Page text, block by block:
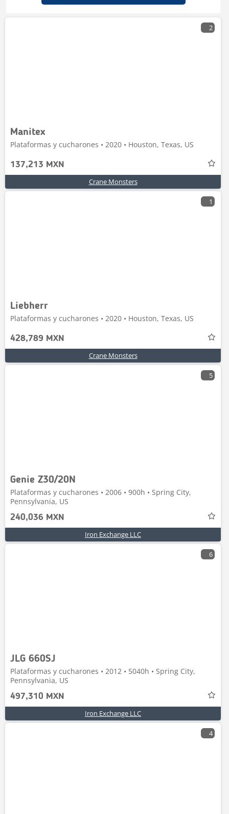
2
Manitex
Plataformas y cucharones • 2020 • Houston, Texas, US
137,213 MXN
Crane Monsters
1
Liebherr
Plataformas y cucharones • 2020 • Houston, Texas, US
428,789 MXN
Crane Monsters
5
Genie Z30/20N
Plataformas y cucharones • 2006 • 900h • Spring City,
Pennsylvania, US
240,036 MXN
Iron Exchange LLC
6
JLG 660SJ
Plataformas y cucharones • 2012 • 5040h • Spring City,
Pennsylvania, US
497,310 MXN
Iron Exchange LLC
4